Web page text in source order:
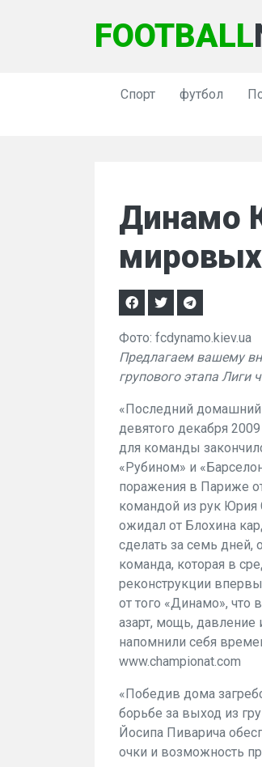
FOOTBALL
Спорт футбол
Динамо
Фото: fcdynamo.kiev.ua
Предлагаем вашему
групового этапа
«Последний домашний
девятого декабря
для команды
«Рубином» и
поражения в Париже
командой из рук Юрия
ожидал от Блохина
сделать за семь дней,
команда, которая в
реконструкции
от того «Динамо», что
азарт, мощь, давление
напомнили себя
www.championat.com
«Победив дома
борьбе за выход из
Йосипа Пиварича
очки и возможность